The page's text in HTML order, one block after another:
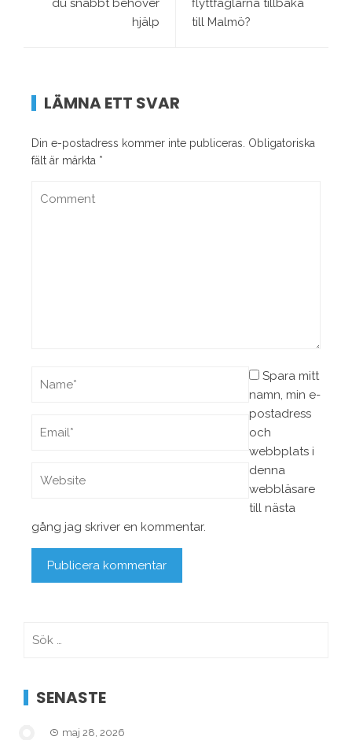
du snabbt behöver
hjälp
flyttfåglarna tillbaka
till Malmö?
LÄMNA ETT SVAR
Din e-postadress kommer inte publiceras. Obligatoriska
fält är märkta *
Spara mitt
namn, min e-
postadress
och
webbplats i
denna
webbläsare
till nästa
gång jag skriver en kommentar.
SENASTE
maj 28, 2026